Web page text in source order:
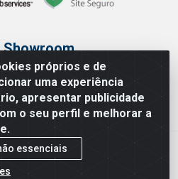
próprios e de
uma experiência
apresentar publicidade
o seu perfil e melhorar a
essenciais
Showroom
3314 6400
- Pari - São Paulo/SP
LTDA - Av. Vautier, 468 - Pari, São
- CNPJ 00.327.385/0003-68